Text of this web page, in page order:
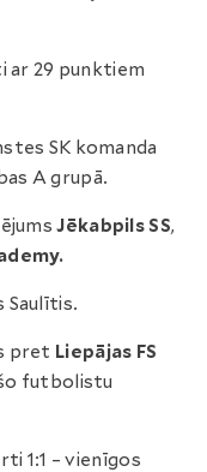
ar 29 punktiem
SK komanda
A grupā.
Jēkabpils SS,
Saulītis.
pret Liepājas FS
futbolistu
1:1 – vienīgos